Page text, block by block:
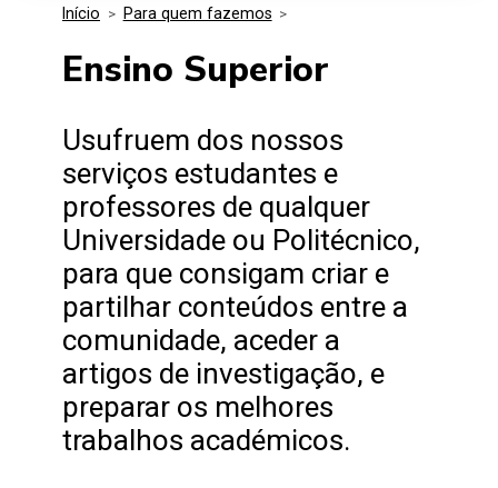
Media Kit
Entidades Ligadas
Perguntas Frequentes
Eventos
Início > Para quem fazemos >
Ensino Superior
Usufruem dos nossos
serviços estudantes e
professores de qualquer
Universidade ou Politécnico,
para que consigam criar e
partilhar conteúdos entre a
comunidade, aceder a
artigos de investigação, e
preparar os melhores
trabalhos académicos.